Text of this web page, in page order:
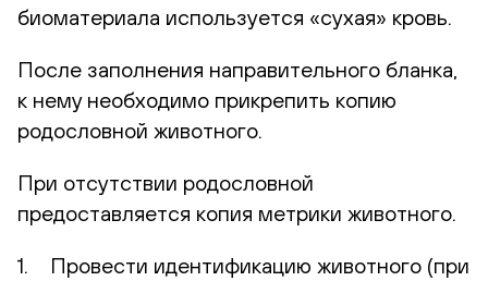
биоматериала используется «сухая» кровь.
После заполнения направительного бланка,
к нему необходимо прикрепить копию
родословной животного.
При отсутствии родословной
предоставляется копия метрики животного.
1. Провести идентификацию животного (при